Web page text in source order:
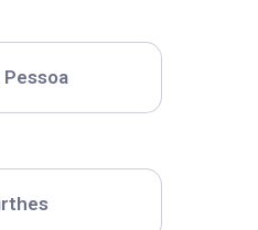
Pessoa